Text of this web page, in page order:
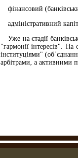
фінансовий
адміністративний
Уже на стадії
"гармонії інтересів". На
інституціями"
арбітрами, а активними